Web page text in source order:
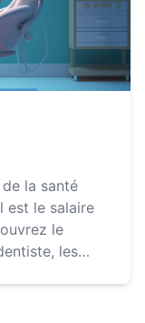
la santé
est le salaire
le
les